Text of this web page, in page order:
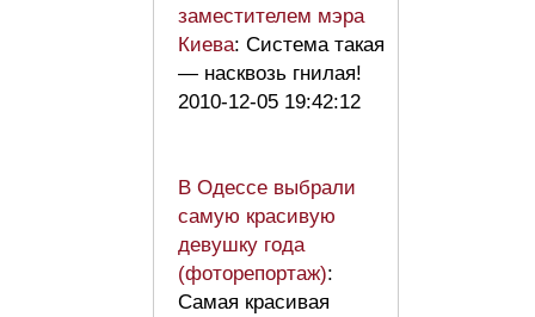
заместителем мэра
Киева: Система такая
— насквозь гнилая!
2010-12-05 19:42:12
В Одессе выбрали
самую красивую
девушку года
(фоторепортаж):
Самая красивая